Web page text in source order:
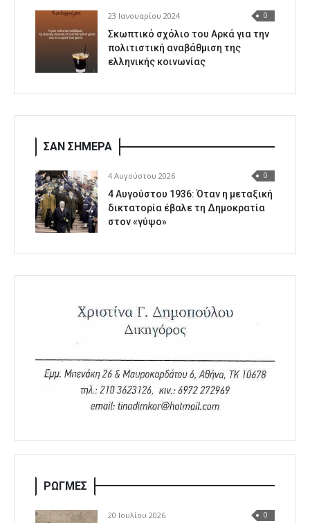
23 Ιανουαρίου 2024 0
Σκωπτικό σχόλιο του Αρκά για την
πολιτιστική αναβάθμιση της
ελληνικής κοινωνίας
ΣΑΝ ΣΗΜΕΡΑ
4 Αυγούστου 2026 0
4 Αυγούστου 1936: Όταν η μεταξική
δικτατορία έβαλε τη Δημοκρατία
στον «γύψο»
ΡΩΓΜΕΣ
20 Ιουλίου 2026 0